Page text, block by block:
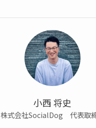
小西 将史
株式会社SocialDog 代表取